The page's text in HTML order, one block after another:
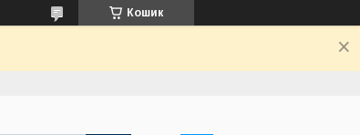
Кошик